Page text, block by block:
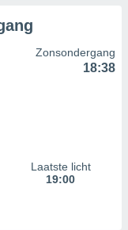
Zonsondergang
18:38
Laatste licht
19:00